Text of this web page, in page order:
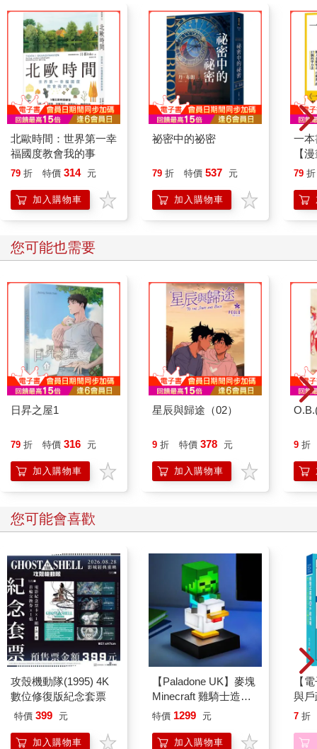
北歐時間：世界第一幸
福國度教會我的事
79 折 特價 314 元
加入購物車
祕密中的祕密
79 折 特價 537 元
加入購物車
一
【
行
「
學方
79 折
您可能也需要
日昇之屋1
79 折 特價 316 元
加入購物車
星辰與歸途（02）
9 折 特價 378 元
加入購物車
9 折
您可能會喜歡
攻殼機動隊(1995) 4K
數位修復版紀念套票
特價 399 元
加入購物車
【Paladone UK】麥塊
Minecraft 雞騎士造型
ICON小夜燈
特價 1299 元
加入購物車
【
與
7 折